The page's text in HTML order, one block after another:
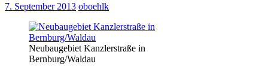
7. September 2013 oboehlk
Neubaugebiet Kanzlerstraße in
Bernburg/Waldau